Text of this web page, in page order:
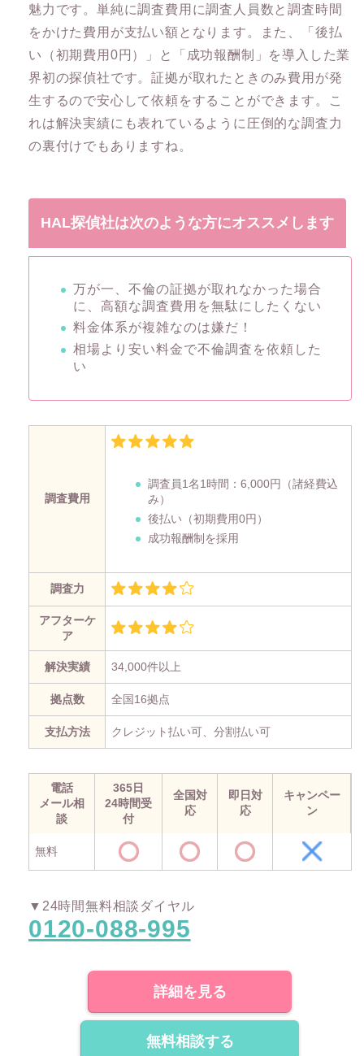
魅力です。単純に調査費用に調査人員数と調査時間
をかけた費用が支払い額となります。また、「後払
い（初期費用0円）」と「成功報酬制」を導入した業
界初の探偵社です。証拠が取れたときのみ費用が発
生するので安心して依頼をすることができます。こ
れは解決実績にも表れているように圧倒的な調査力
の裏付けでもありますね。
HAL探偵社は次のような方にオススメします
万が一、不倫の証拠が取れなかった場合
に、高額な調査費用を無駄にしたくない
料金体系が複雑なのは嫌だ！
相場より安い料金で不倫調査を依頼した
い
調査費用
調査員1名1時間： 6,000円
（諸経費込
み）
後払い（初期費用0円）
成功報酬制を採用
調査力
アフターケ
ア
解決実績 34,000件以上
拠点数 全国16拠点
支払方法 クレジット払い可、分割払い可
電話
メール相
談
365日
24時間受
付
全国対
応
即日対
応
キャンペー
ン
無料
▼24時間無料相談ダイヤル
0120-088-995
詳細を見る
無料相談する